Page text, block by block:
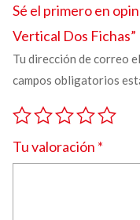
Sé el primero en
Vertical Dos Fichas”
Tu dirección de correo
campos obligatorios
Tu valoración *